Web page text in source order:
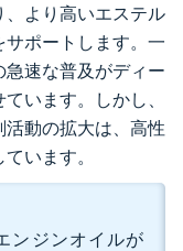
より高いエステル
ポートします。一
速な普及がディー
います。しかし、
動の拡大は、高性
います。
ンジンオイルが